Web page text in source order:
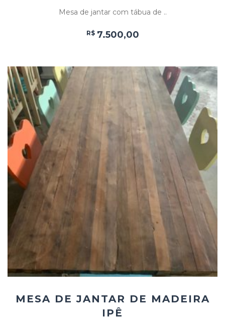
Mesa de jantar com tábua de ..
R$ 7.500,00
ao
MESA DE JANTAR DE MADEIRA
IPÊ